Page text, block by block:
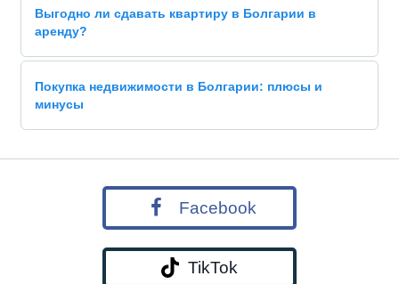
Выгодно ли сдавать квартиру в Болгарии в
аренду?
Покупка недвижимости в Болгарии: плюсы и
минусы
Facebook
TikTok